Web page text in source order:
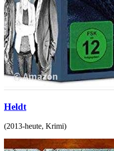
Heldt
(2013-heute, Krimi)